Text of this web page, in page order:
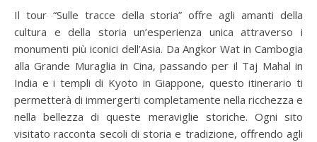
Il tour “Sulle tracce della storia” offre agli amanti della
cultura e della storia un’esperienza unica attraverso i
monumenti più iconici dell’Asia. Da Angkor Wat in Cambogia
alla Grande Muraglia in Cina, passando per il Taj Mahal in
India e i templi di Kyoto in Giappone, questo itinerario ti
permetterà di immergerti completamente nella ricchezza e
nella bellezza di queste meraviglie storiche. Ogni sito
visitato racconta secoli di storia e tradizione, offrendo agli